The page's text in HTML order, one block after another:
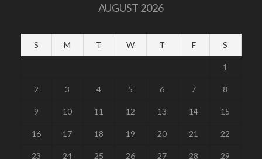
AUGUST 2026
S M T W T F S
1
2 3 4 5 6 7 8
9 10 11 12 13 14 15
16 17 18 19 20 21 22
23 24 25 26 27 28 29